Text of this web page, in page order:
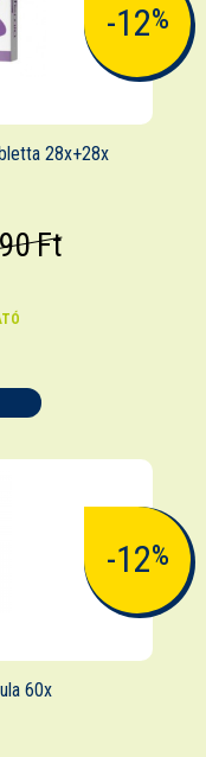
-12%
28x+28x
Ft
-12%
60x